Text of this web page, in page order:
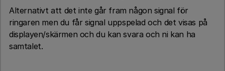
Alternativt att det inte går fram någon signal för
ringaren men du får signal uppspelad och det visas på
displayen/skärmen och du kan svara och ni kan ha
samtalet.